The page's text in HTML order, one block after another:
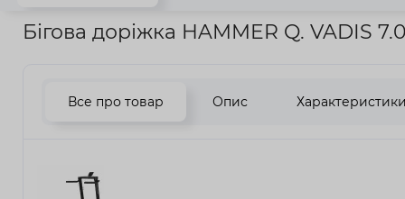
Бігова доріжка HAMMER Q. VADIS
Все про товар Опис Характеристики